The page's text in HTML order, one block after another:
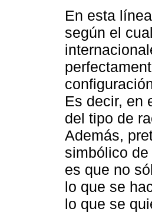
En esta
según el
Es decir, en
del tipo de
Además,
simbólico
es que no
lo que se
lo que se